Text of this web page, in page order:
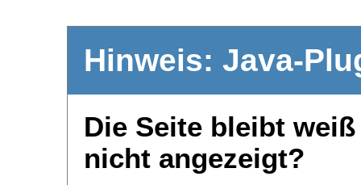
Hinweis: Java-
Die Seite bleibt
nicht angezeigt?